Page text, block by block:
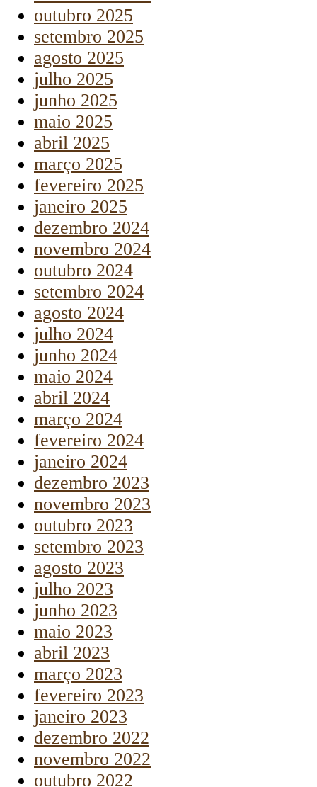
outubro 2025
setembro 2025
agosto 2025
julho 2025
junho 2025
maio 2025
abril 2025
março 2025
fevereiro 2025
janeiro 2025
dezembro 2024
novembro 2024
outubro 2024
setembro 2024
agosto 2024
julho 2024
junho 2024
maio 2024
abril 2024
março 2024
fevereiro 2024
janeiro 2024
dezembro 2023
novembro 2023
outubro 2023
setembro 2023
agosto 2023
julho 2023
junho 2023
maio 2023
abril 2023
março 2023
fevereiro 2023
janeiro 2023
dezembro 2022
novembro 2022
outubro 2022